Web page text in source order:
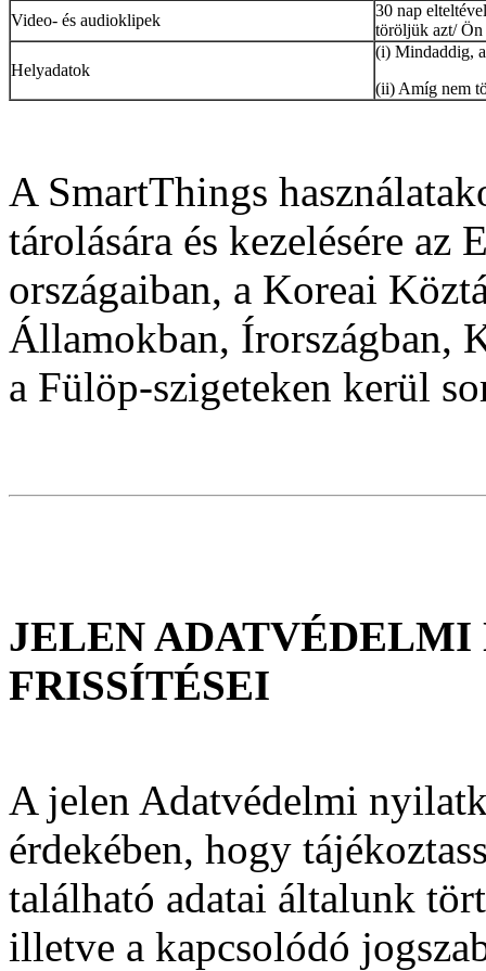
Video- és audioklipek
30 nap
töröljük azt/ Ön
Helyadatok
(i) Mindaddig,
(ii) Amíg nem
A SmartThings
tárolására és kezelésére az
országaiban, a Koreai
Államokban, Írországban,
a Fülöp-szigeteken kerül
JELEN
FRISSÍTÉSEI
A jelen Adatvédelmi
érdekében, hogy
található adatai általunk
illetve a kapcsolódó